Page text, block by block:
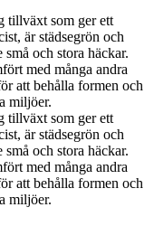
tillväxt som ger ett
är städsegrön och
och stora häckar.
med många andra
att behålla formen och
miljöer.
tillväxt som ger ett
är städsegrön och
och stora häckar.
med många andra
att behålla formen och
miljöer.